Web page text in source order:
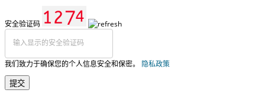
安全验证码
我们致力于确保您的个人信息安全和保密。 隐私政策
提交